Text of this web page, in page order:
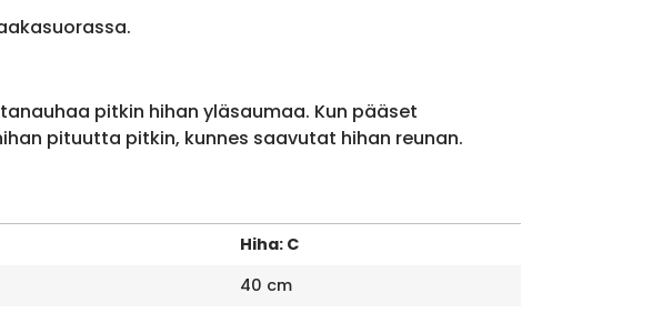
pitkin hihan yläsaumaa. Kun pääset
pituutta pitkin, kunnes saavutat hihan reunan.
Hiha: C
40 cm